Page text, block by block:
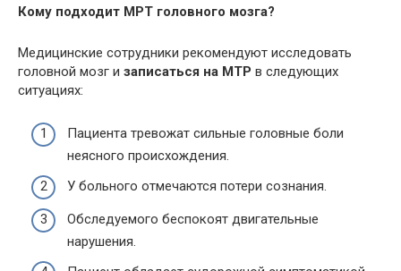
Кому подходит МРТ головного мозга?
Медицинские сотрудники рекомендуют исследовать
головной мозг и записаться на МТР в следующих
ситуациях:
Пациента тревожат сильные головные боли
неясного происхождения.
У больного отмечаются потери сознания.
Обследуемого беспокоят двигательные
нарушения.